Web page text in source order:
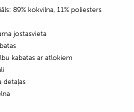
89% kokvilna, 11% poliesters
jostasvieta
kabatas ar atlokiem
detaļas